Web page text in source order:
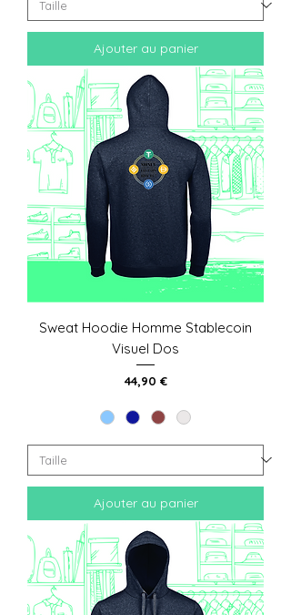
Ajouter au panier
Sweat Hoodie Homme Stablecoin
Visuel Dos
Prix
44,90 €
Ajouter au panier